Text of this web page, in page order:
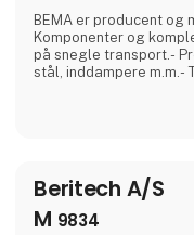
BEMA er producent og
Komponenter og komplette
på snegle transport.- Procesudstyr i rustfri
Beritech A/S
M 9834